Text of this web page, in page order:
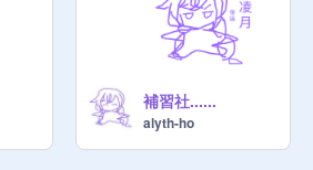
補習社......
alyth-ho